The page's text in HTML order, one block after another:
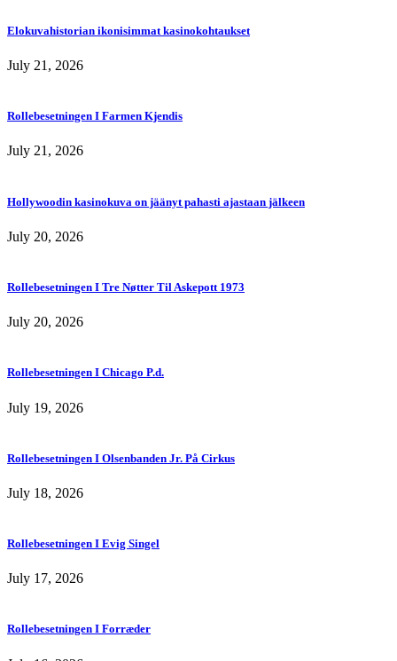
Elokuvahistorian ikonisimmat kasinokohtaukset
July 21, 2026
Rollebesetningen I Farmen Kjendis
July 21, 2026
Hollywoodin kasinokuva on jäänyt pahasti ajastaan jälkeen
July 20, 2026
Rollebesetningen I Tre Nøtter Til Askepott 1973
July 20, 2026
Rollebesetningen I Chicago P.d.
July 19, 2026
Rollebesetningen I Olsenbanden Jr. På Cirkus
July 18, 2026
Rollebesetningen I Evig Singel
July 17, 2026
Rollebesetningen I Forræder